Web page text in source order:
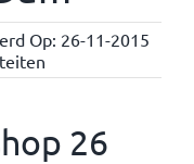
Op: 26-11-2015
26